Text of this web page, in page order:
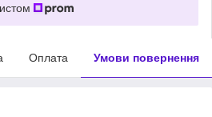
Оплата Умови повернення